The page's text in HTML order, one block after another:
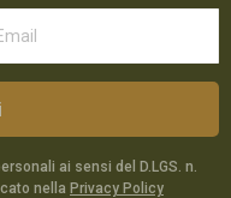
ai sensi del D.LGS. n.
nella Privacy Policy